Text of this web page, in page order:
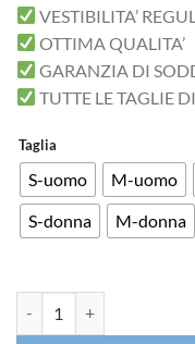
VESTIBILITA’
OTTIMA QUALITA’
GARANZIA DI
TUTTE LE TAGLIE
Taglia
S-uomo M-uomo
S-donna
M-donna